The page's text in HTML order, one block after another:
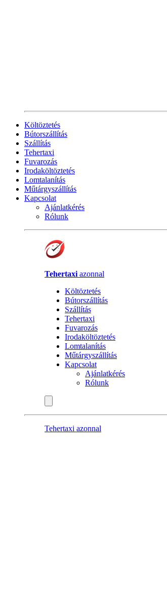
Költöztetés
Bútorszállítás
Szállítás
Tehertaxi
Fuvarozás
Irodaköltöztetés
Lomtalanítás
Műtárgyszállítás
Kapcsolat
Ajánlatkérés
Rólunk
Tehertaxi azonnal
Költöztetés
Bútorszállítás
Szállítás
Tehertaxi
Fuvarozás
Irodaköltöztetés
Lomtalanítás
Műtárgyszállítás
Kapcsolat
Ajánlatkérés
Rólunk
Tehertaxi azonnal